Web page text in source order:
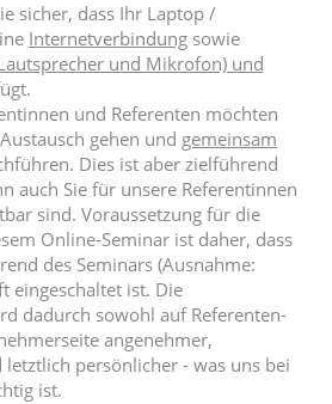
sicher, dass Ihr Laptop /
Internetverbindungsowie
und Mikrofon) und
und Referenten möchten
gehen und gemeinsam
Dies ist aber zielführend
auch Sie für unsere Referentinnen
sind. Voraussetzung für die
Online-Seminar ist daher, dass
des Seminars (Ausnahme:
eingeschaltet ist. Die
dadurch sowohl auf Referenten-
angenehmer,
persönlicher - was uns bei
ist.